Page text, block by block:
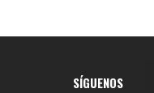
SÍGUENOS